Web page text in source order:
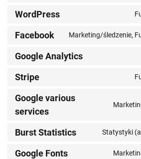
WordPress
Facebook Marketing/śledzenie,
Google Analytics
Stripe
Google various
services
Burst Statistics Statystyki
Google Fonts